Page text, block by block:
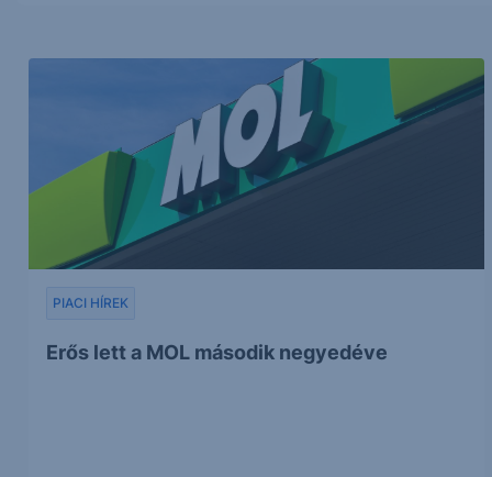
Erős lett a MOL második negyedéve
PIACI HÍREK